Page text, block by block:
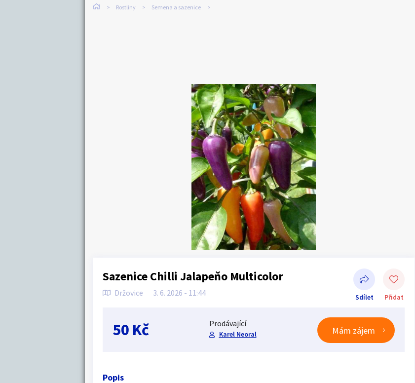
Rostliny Semena a sazenice
Sazenice Chilli Jalapeňo Multicolor
Držovice 3. 6. 2026 - 11:44 Sdílet Přidat
Sdílet na Facebooku
50 Kč Prodávající
Karel Neoral Mám zájem
Popis